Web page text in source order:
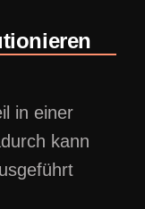
in einer
kann